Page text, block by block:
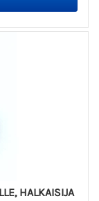
HALKAISIJA